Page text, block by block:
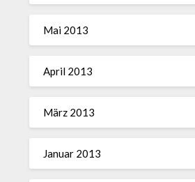
Mai 2013
April 2013
März 2013
Januar 2013